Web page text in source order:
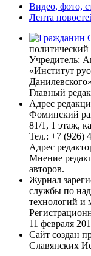
Видео, фото,
Лента
Учредитель:
«Институт
Главный
Адрес
Фоминский
81/1, 1 этаж,
Тел.: +7 (926)
Адрес
Мнение
авторов.
Журнал
службы по
технологий и
11 февраля
Сайт создан
Славянских